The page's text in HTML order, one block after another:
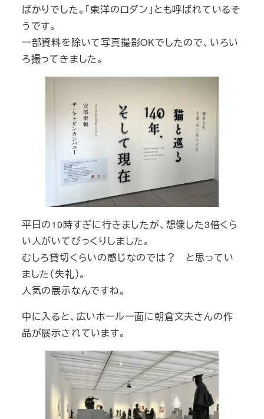
ばかりでした。「東洋のロダン」とも呼ばれているそ
うです。
一部資料を除いて写真撮影OKでしたので、いろい
ろ撮ってきました。
平日の10時すぎに行きましたが、想像した3倍くら
い人がいてびっくりしました。
むしろ貸切くらいの感じなのでは？ と思ってい
ました（失礼）。
人気の展示なんですね。
中に入ると、広いホール一面に朝倉文夫さんの作
品が展示されています。